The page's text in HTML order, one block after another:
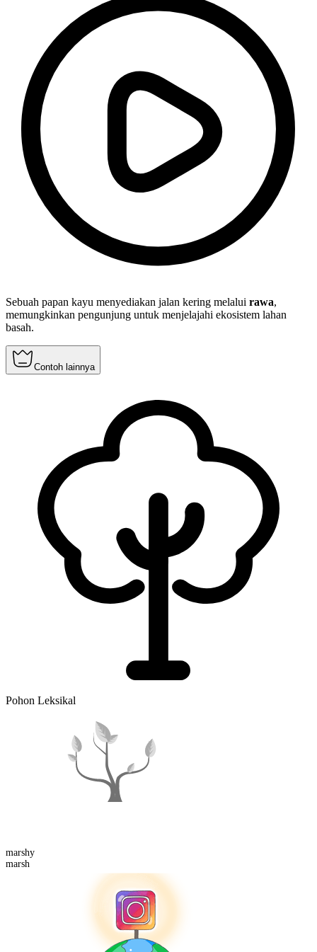
Sebuah papan kayu menyediakan jalan kering melalui rawa,
memungkinkan pengunjung untuk menjelajahi ekosistem lahan
basah.
Contoh lainnya
Pohon Leksikal
marshy
marsh